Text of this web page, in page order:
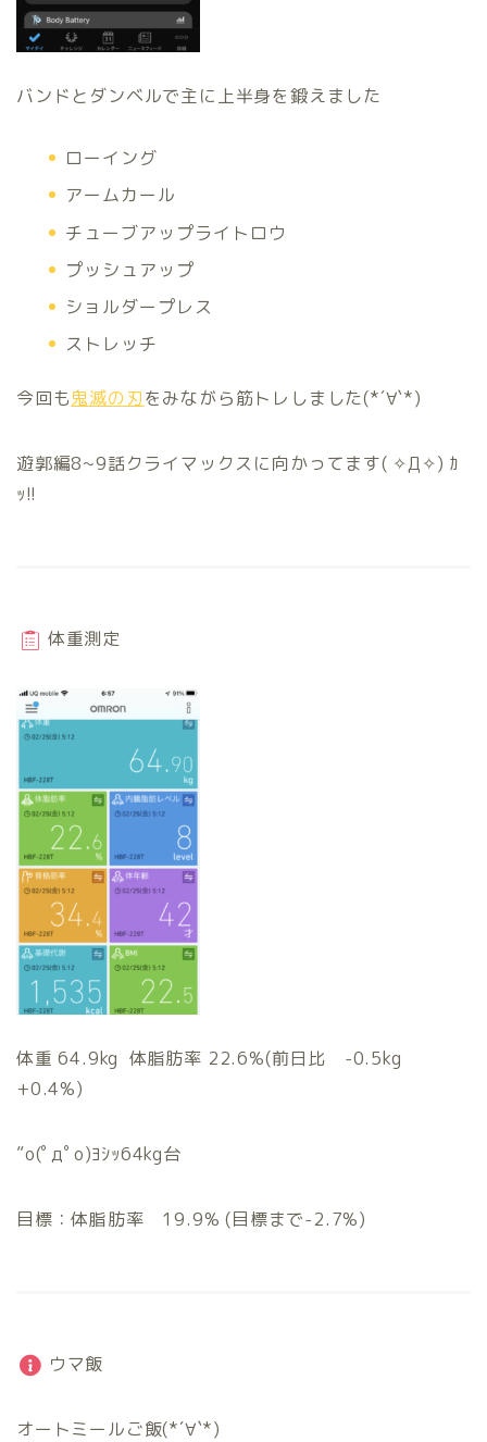
バンドとダンベルで主に上半身を鍛えました
ローイング
アームカール
チューブアップライトロウ
プッシュアップ
ショルダープレス
ストレッチ
今回も鬼滅の刃をみながら筋トレしました(*´∀`*)
遊郭編8~9話クライマックスに向かってます( ✧Д✧) ｶ
ｯ!!
体重測定
体重 64.9kg 体脂肪率 22.6%(前日比 -0.5kg
+0.4%)
”o(ﾟдﾟo)ﾖｼｯ64kg台
目標：体脂肪率 19.9% (目標まで-2.7%)
ウマ飯
オートミールご飯(*´∀`*)